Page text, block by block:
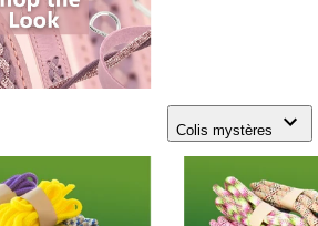
Colis mystères